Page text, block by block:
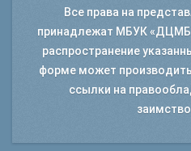
Все права на
принадлежат МБУК
распространение
форме может
ссылки на